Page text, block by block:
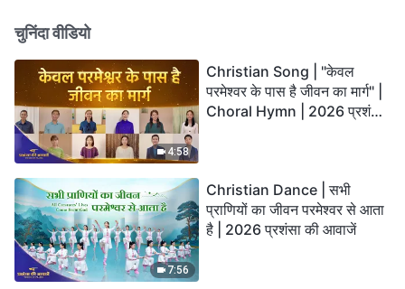
चुनिंदा वीडियो
4:58
Christian Song | "केवल
परमेश्वर के पास है जीवन का मार्ग" |
Choral Hymn | 2026 प्रशंसा
7:56
Christian Dance | सभी
प्राणियों का जीवन परमेश्वर से आता
है | 2026 प्रशंसा की आवाजें